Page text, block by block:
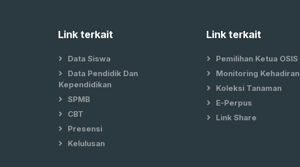
Link terkait
Data Siswa
Data Pendidik Dan
Kependidikan
SPMB
CBT
Presensi
Kelulusan
Link terkait
Pemilihan Ketua OSIS
Monitoring Kehadiran
Koleksi Tanaman
E-Perpus
Link Share